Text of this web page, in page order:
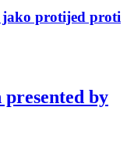
jako protijed proti
by